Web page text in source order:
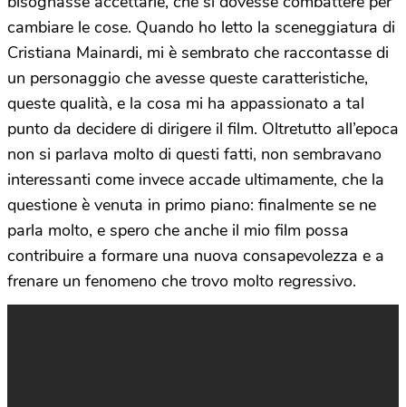
cambiare le cose. Quando ho letto la sceneggiatura di
Cristiana Mainardi, mi è sembrato che raccontasse di
un personaggio che avesse queste caratteristiche,
queste qualità, e la cosa mi ha appassionato a tal
punto da decidere di dirigere il film. Oltretutto all’epoca
non si parlava molto di questi fatti, non sembravano
interessanti come invece accade ultimamente, che la
questione è venuta in primo piano: finalmente se ne
parla molto, e spero che anche il mio film possa
contribuire a formare una nuova consapevolezza e a
frenare un fenomeno che trovo molto regressivo.